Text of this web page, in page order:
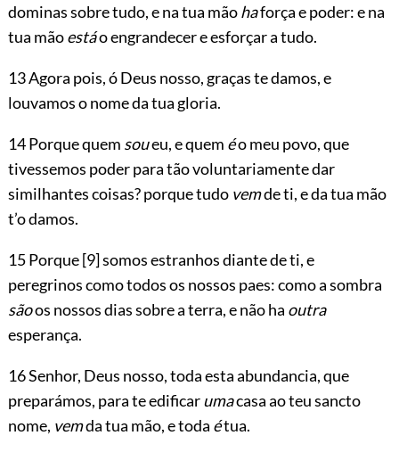
dominas sobre tudo, e na tua mãohaforça e poder: e na
tua mãoestáo engrandecer e esforçar a tudo.
13 Agora pois, ó Deus nosso, graças te damos, e
louvamos o nome da tua gloria.
14 Porque quem soueu, e quem éo meu povo, que
tivessemos poder para tão voluntariamente dar
similhantes coisas? porque tudo vemde ti, e da tua mão
t’o damos.
15 Porque[9]somos estranhos diante de ti, e
peregrinos como todos os nossos paes: como a sombra
sãoos nossos dias sobre a terra, e não ha outra
esperança.
16 Senhor, Deus nosso, toda esta abundancia, que
preparámos, para te edificarumacasa ao teu sancto
nome, vemda tua mão, e toda étua.